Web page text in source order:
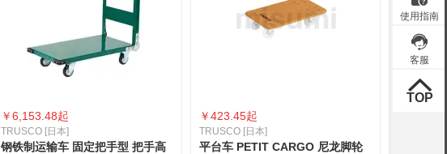
￥6,153.48起
TRUSCO [日本]
钢铁制运输车 固定把手型 把手高
￥423.45起
TRUSCO [日本]
平台车 PETIT CARGO 尼龙脚轮